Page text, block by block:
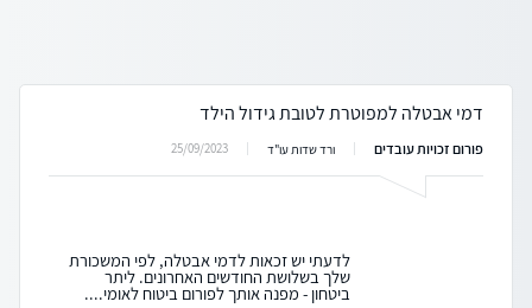
דמי אבטלה למפוטרת לטובת גידול הילד
פורום זכויות עובדים ורד שדות עו"ד 25/09/2023
לדעתי יש זכאות לדמי אבטלה, לפי המשכורת
שלך בשלושת החודשים האחרונים. ליתר
ביטחון - מפנה אותך לפורום ביטוח לאומי....